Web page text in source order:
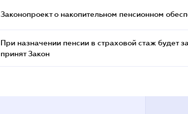
Законопроект о накопительном пенсионном
При назначении пенсии в страховой стаж будет
принят Закон